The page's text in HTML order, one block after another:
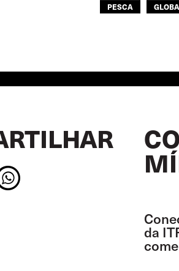
PESCA
da